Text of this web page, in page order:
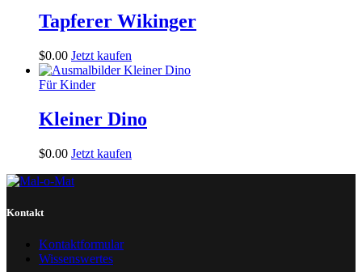
Tapferer Wikinger
$0.00 Jetzt kaufen
Für Kinder
Kleiner Dino
$0.00 Jetzt kaufen
Kontakt
Kontaktformular
Wissenswertes